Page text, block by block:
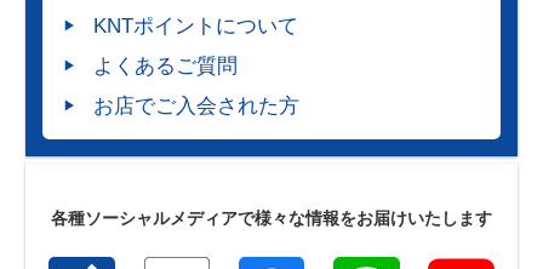
KNTポイントについて
よくあるご質問
お店でご入会された方
各種ソーシャルメディアで様々な情報をお届けいたします